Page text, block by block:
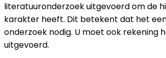
literatuuronderzoek uitgevoerd om de
karakter heeft. Dit betekent dat het
onderzoek nodig. U moet ook rekening
uitgevoerd.